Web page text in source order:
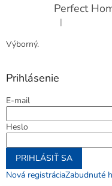
Hodnotenie
|
Výborný.
Prihlásenie
E-mail
Heslo
PRIHLÁSIŤ SA
Nová registráciaZabudnuté